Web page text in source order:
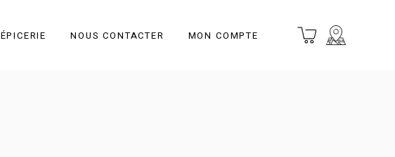
ÉPICERIE NOUS CONTACTER MON COMPTE